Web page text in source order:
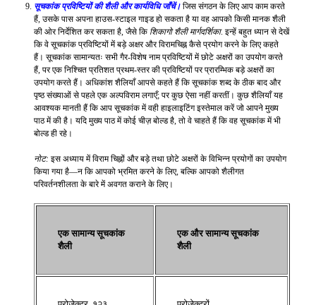
सूचकांक प्रविष्टियों की शैली और कार्यविधि जाँचें। जिस संगठन के लिए आप काम करते
हैं, उसके पास अपना हाउस-स्टाइल गाइड हो सकता है या वह आपको किसी मानक शैली
की ओर निर्देशित कर सकता है, जैसे कि शिकागो शैली मार्गदर्शिका. इन्हें बहुत ध्यान से देखें
कि वे सूचकांक प्रविष्टियों में बड़े अक्षर और विरामचिह्न कैसे प्रयोग करने के लिए कहते
हैं। सूचकांक सामान्यतः सभी गैर-विशेष नाम प्रविष्टियों में छोटे अक्षरों का उपयोग करते
हैं, पर एक निश्चित प्रतिशत प्रथम-स्तर की प्रविष्टियों पर प्रारम्भिक बड़े अक्षरों का
उपयोग करते हैं। अधिकांश शैलियाँ आपसे कहते हैं कि सूचकांक शब्द के ठीक बाद और
पृष्ठ संख्याओं से पहले एक अल्पविराम लगाएँ; पर कुछ ऐसा नहीं करतीं। कुछ शैलियाँ यह
आवश्यक मानती हैं कि आप सूचकांक में वही हाइलाइटिंग इस्तेमाल करें जो आपने मुख्य
पाठ में की है। यदि मुख्य पाठ में कोई चीज़ बोल्ड है, तो वे चाहते हैं कि वह सूचकांक में भी
बोल्ड ही रहे।
नोट: इस अध्याय में विराम चिह्नों और बड़े तथा छोटे अक्षरों के विभिन्न प्रयोगों का उपयोग
किया गया है—न कि आपको भ्रमित करने के लिए, बल्कि आपको शैलीगत
परिवर्तनशीलता के बारे में अवगत कराने के लिए।
एक सामान्य सूचकांक
शैली
एक और सामान्य सूचकांक
शैली